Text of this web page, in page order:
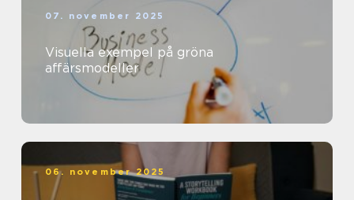
07. november 2025
Visuella exempel på gröna
affärsmodeller
06. november 2025